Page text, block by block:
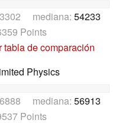
mediana: 54233
Points
tabla de comparación
Physics
mediana: 56913
Points